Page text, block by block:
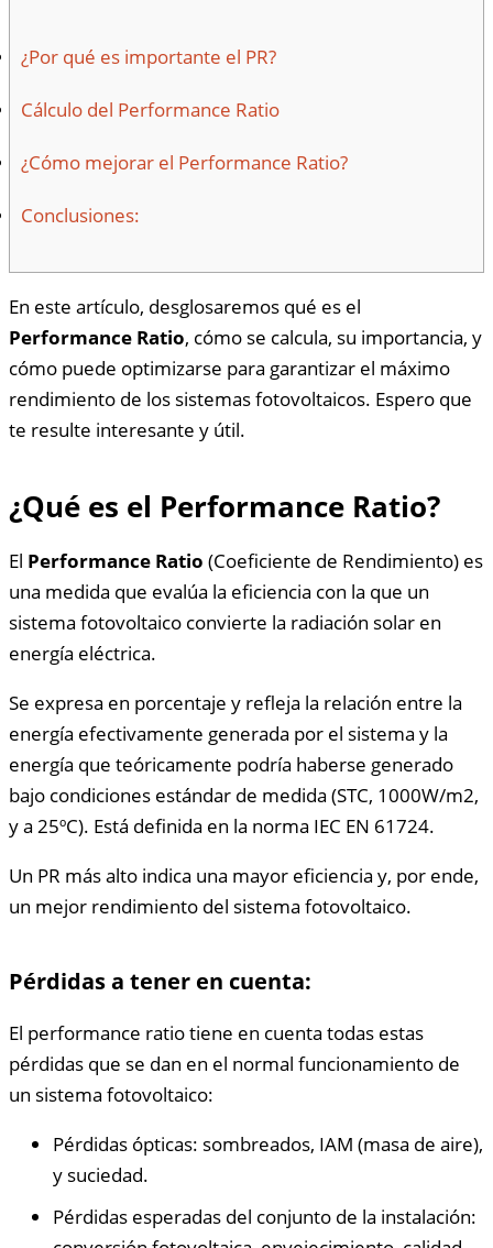
¿Por qué es importante el PR?
Cálculo del Performance Ratio
¿Cómo mejorar el Performance Ratio?
Conclusiones:
En este artículo, desglosaremos qué es el
Performance Ratio, cómo se calcula, su importancia, y
cómo puede optimizarse para garantizar el máximo
rendimiento de los sistemas fotovoltaicos. Espero que
te resulte interesante y útil.
¿Qué es el Performance Ratio?
El Performance Ratio (Coeficiente de Rendimiento) es
una medida que evalúa la eficiencia con la que un
sistema fotovoltaico convierte la radiación solar en
energía eléctrica.
Se expresa en porcentaje y refleja la relación entre la
energía efectivamente generada por el sistema y la
energía que teóricamente podría haberse generado
bajo condiciones estándar de medida (STC, 1000W/m2,
y a 25ºC). Está definida en la norma IEC EN 61724.
Un PR más alto indica una mayor eficiencia y, por ende,
un mejor rendimiento del sistema fotovoltaico.
Pérdidas a tener en cuenta:
El performance ratio tiene en cuenta todas estas
pérdidas que se dan en el normal funcionamiento de
un sistema fotovoltaico:
Pérdidas ópticas: sombreados, IAM (masa de aire),
y suciedad.
Pérdidas esperadas del conjunto de la instalación: